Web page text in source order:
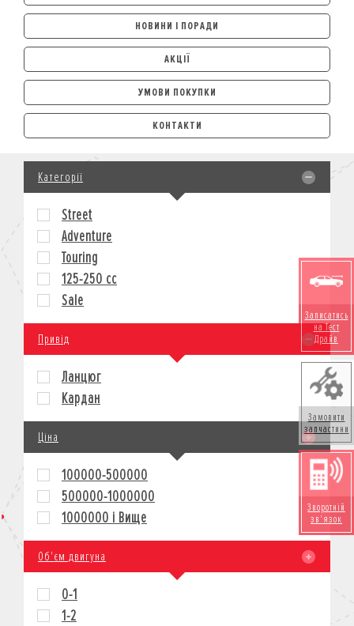
НОВИНИ І ПОРАДИ
АКЦІЇ
УМОВИ ПОКУПКИ
АВТОМОБІЛІ
ЛІЗИНГ
КРЕДИТ
СТРАХУВАННЯ
КОРПОРАТИВНИМ КЛІЄНТАМ
МОТОЦИКЛИ
КРЕДИТ
СТРАХУВАННЯ
КОРПОРАТИВНИМ КЛІЄНТАМ
КОНТАКТИ
Записатись
на Тест
Драйв
Замовити
запчастини
Зворотній
зв'язок
Категорії
Street
Adventure
Touring
125-250 cc
Sale
Привід
Ланцюг
Кардан
Ціна
100000-500000
500000-1000000
1000000 і Вище
Об'єм двигуна
0-1
1-2